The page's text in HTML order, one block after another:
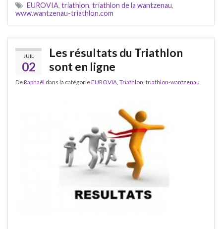
EUROVIA, triathlon, triathlon de la wantzenau,
www.wantzenau-triathlon.com
JUIL
02
Les résultats du Triathlon
sont en ligne
DeRaphaël dans la catégorieEUROVIA Triathlon triathlon-wantzenau